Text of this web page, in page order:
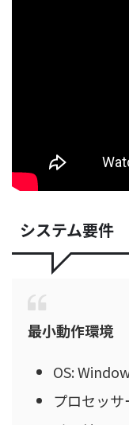
システム要件
最小動作環境
OS:
プロセッ